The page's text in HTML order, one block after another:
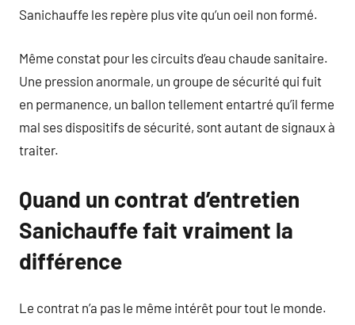
Sanichauffe les repère plus vite qu’un oeil non formé.
Même constat pour les circuits d’eau chaude sanitaire.
Une pression anormale, un groupe de sécurité qui fuit
en permanence, un ballon tellement entartré qu’il ferme
mal ses dispositifs de sécurité, sont autant de signaux à
traiter.
Quand un contrat d’entretien
Sanichauffe fait vraiment la
différence
Le contrat n’a pas le même intérêt pour tout le monde.